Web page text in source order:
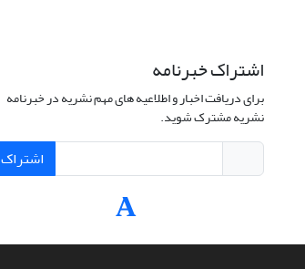
اشتراک خبرنامه
برای دریافت اخبار و اطلاعیه های مهم نشریه در خبرنامه
نشریه مشترک شوید.
اشتراک